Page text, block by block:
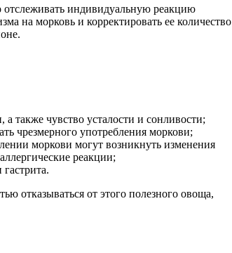
индивидуальную реакцию
на морковь и корректировать ее количество
также чувство усталости и сонливости;
чрезмерного употребления моркови;
моркови могут возникнуть изменения
реакции;
отказываться от этого полезного овоща,